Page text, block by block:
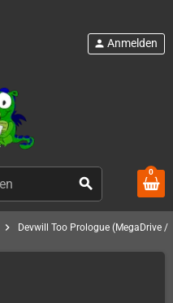
search
person Anmelden
0
chevron_right Devwill Too Prologue (MegaDrive /